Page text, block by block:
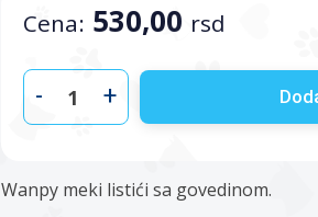
Cena: 530,00 rsd
- +
Wanpy meki listići sa govedinom.